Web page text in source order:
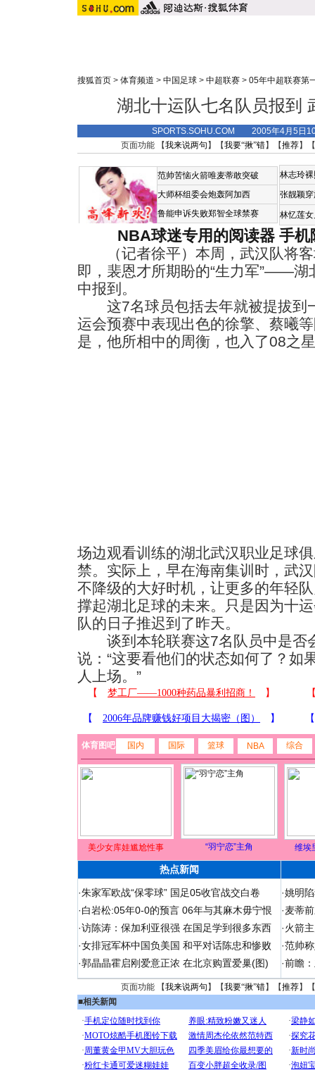
搜狐首页 > 体育频道 > 中国足球 > 中超联赛 > 05年中超联赛第
湖北十运队七名队员报到
SPORTS.SOHU.COM 2005年4月5日
页面功能 【我来说两句 】【我要“揪”错】【推荐】
范帅苦恼火箭唯麦蒂敢突破
大师杯组委会炮轰阿加西
鲁能申诉失败郑智全球禁赛
林志玲
张靓颖
林忆莲
NBA球迷专用的阅读器 手机
（记者徐平）本周，武汉队将客
即，裴恩才所期盼的“生力军”——湖
中报到。
这7名球员包括去年就被提拔到
运会预赛中表现出色的徐擎、蔡曦
是，他所相中的周衡，也入了08之
场边观看训练的湖北武汉职业足球
禁。实际上，早在海南集训时，武
不降级的大好时机，让更多的年轻
撑起湖北足球的未来。只是因为十
队的日子推迟到了昨天。
谈到本轮联赛这7名队员中是否
说：“这要看他们的状态如何了？如
人上场。”
体育图吧 国内 国际 篮球 NBA 综合
美少女库娃尴尬性事 “羽宁恋”主角 维埃
热点新闻
·朱家军欧战“保零球” 国足05收官战交白卷
·白岩松:05年0-0的预言 06年与其麻木毋宁恨
·访陈涛：保加利亚很强 在国足学到很多东西
·女排冠军杯中国负美国 和平对话陈忠和惨败
·郭晶晶霍启刚爱意正浓 在北京购置爱巢(图)
·姚明
·麦蒂
·火箭
·范帅
·前瞻
页面功能 【我来说两句 】【我要“揪”错】【推荐】
■相关新闻